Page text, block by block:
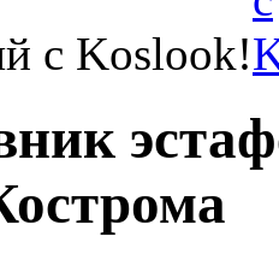
с Koslook!